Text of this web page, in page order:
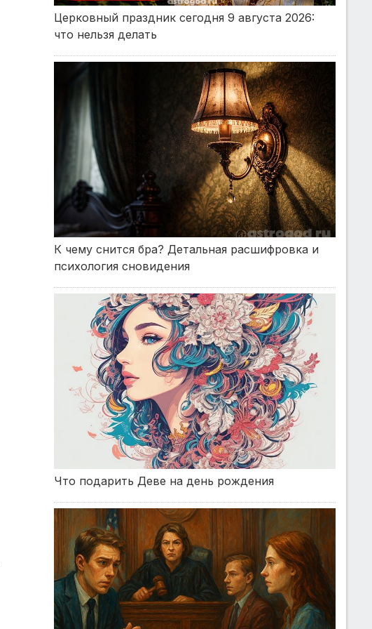
Церковный праздник сегодня 9 августа 2026:
что нельзя делать
К чему снится бра? Детальная расшифровка и
психология сновидения
Что подарить Деве на день рождения